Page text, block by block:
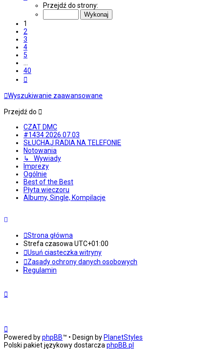
Przejdź do strony:
1
2
3
4
5
40
Wyszukiwanie zaawansowane
Przejdź do
CZAT DMC
#1434 2026.07.03
SŁUCHAJ RADIA NA TELEFONIE
Notowania
↳ Wywiady
Imprezy
Ogólnie
Best of the Best
Płyta wieczoru
Albumy, Single, Kompilacje
Strona główna
Strefa czasowa UTC+01:00
Usuń ciasteczka witryny
Zasady ochrony danych osobowych
Regulamin
Powered byphpBB™ • Design by PlanetStyles
Polski pakiet językowy dostarcza phpBB.pl